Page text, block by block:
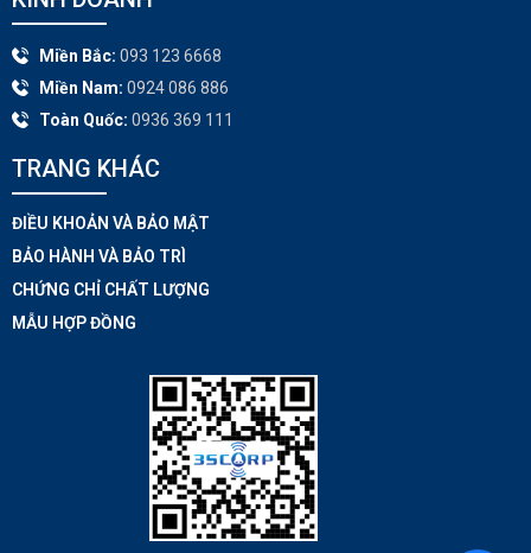
Miền Bắc: 093 123 6668
Miền Nam: 0924 086 886
Toàn Quốc: 0936 369 111
TRANG KHÁC​
ĐIỀU KHOẢN VÀ BẢO MẬT
BẢO HÀNH VÀ BẢO TRÌ
CHỨNG CHỈ CHẤT LƯỢNG
MẪU HỢP ĐỒNG